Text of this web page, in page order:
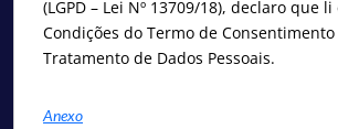
(LGPD – Lei Nº 13709/18), declaro que
Condições do Termo de
Tratamento de Dados Pessoais.
Anexo